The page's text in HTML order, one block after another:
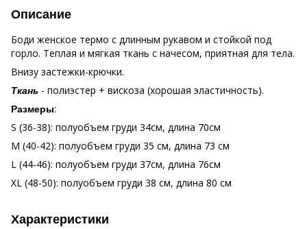
Описание
Боди женское термо с длинным рукавом и стойкой под
горло. Теплая и мягкая ткань с начесом, приятная для тела.
Внизу застежки-крючки.
Ткань - полиэстер + вискоза (хорошая эластичность).
Размеры:
S (36-38): полуобъем груди 34см, длина 70см
M (40-42): полуобъем груди 35 см, длина 73 см
L (44-46): полуобъем груди 37см, длина 76см
XL (48-50): полуобъем груди 38 см, длина 80 см
Характеристики